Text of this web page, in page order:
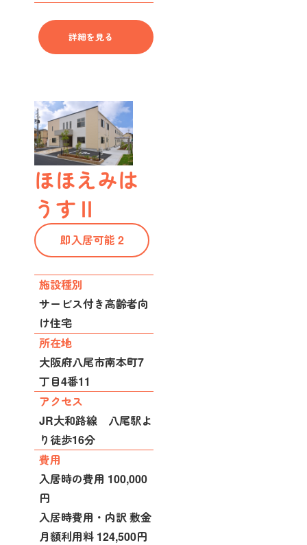
詳細を見る
ほほえみは
うすⅡ
即入居可能 2
施設種別
サービス付き高齢者向
け住宅
所在地
大阪府八尾市南本町7
丁目4番11
アクセス
JR大和路線 八尾駅よ
り徒歩16分
費用
入居時の費用 100,000
円
入居時費用・内訳 敷金
月額利用料 124,500円